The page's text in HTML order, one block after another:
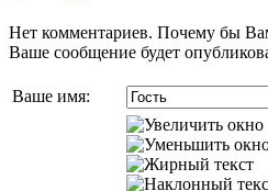
Нет комментариев. Почему бы
Ваше сообщение будет
Ваше имя: